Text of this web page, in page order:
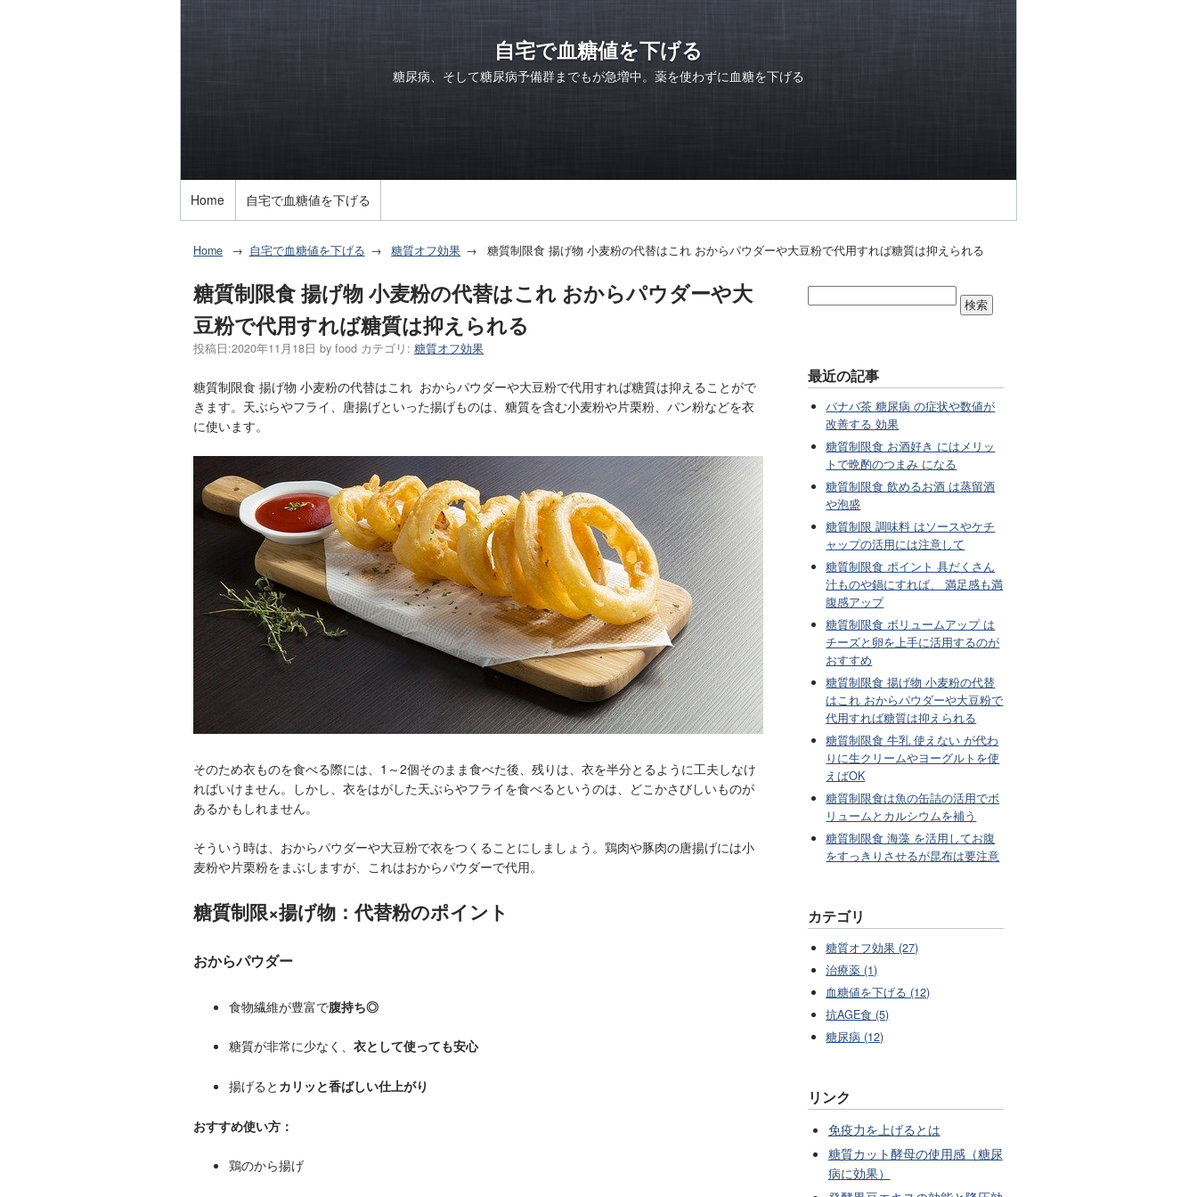
自宅で血糖値を下げる
糖尿病、そして糖尿病予備群までもが急増中。薬を使わずに血糖を下げる
Home 自宅で血糖値を下げる
Home 自宅で血糖値を下げる 糖質オフ効果 糖質制限食 揚げ物 小麦粉の代替はこれ おからパウダーや大豆粉で代用すれば糖質は抑えられる
糖質制限食 揚げ物 小麦粉の代替はこれ おからパウダーや大
豆粉で代用すれば糖質は抑えられる
投稿日:2020年11月18日 by food カテゴリ: 糖質オフ効果
糖質制限食 揚げ物 小麦粉の代替はこれ おからパウダーや大豆粉で代用すれば糖質は抑えることがで
きます。天ぶらやフライ、唐揚げといった揚げものは、糖質を含む小麦粉や片栗粉、パン粉などを衣
に使います。
そのため衣ものを食べる際には、1～2個そのまま食べた後、残りは、衣を半分とるように工夫しなけ
ればいけません。しかし、衣をはがした天ぶらやフライを食べるというのは、どこかさびしいものが
あるかもしれません。
そういう時は、おからパウダーや大豆粉で衣をつくることにしましょう。鶏肉や豚肉の唐揚げには小
麦粉や片栗粉をまぶしますが、これはおからパウダーで代用。
糖質制限×揚げ物：代替粉のポイント
おからパウダー
食物繊維が豊富で腹持ち◎
糖質が非常に少なく、 衣として使っても安心
揚げると カリッと香ばしい仕上がり
おすすめ使い方：
鶏のから揚げ
最近の記事
バナバ茶 糖尿病 の症状や数値が
改善する 効果
糖質制限食 お酒好き にはメリッ
トで晩酌のつまみ になる
糖質制限食 飲めるお酒 は蒸留酒
や泡盛
糖質制限 調味料 はソースやケチ
ャップの活用には注意して
糖質制限食 ポイント 具だくさん
汁ものや鍋にすれば、 満足感も満
腹感アップ
糖質制限食 ボリュームアップ は
チーズと卵を上手に活用するのが
おすすめ
糖質制限食 揚げ物 小麦粉の代替
はこれ おからパウダーや大豆粉で
代用すれば糖質は抑えられる
糖質制限食 牛乳 使えない が代わ
りに生クリームやヨーグルトを使
えばOK
糖質制限食は魚の缶詰の活用でボ
リュームとカルシウムを補う
糖質制限食 海藻 を活用してお腹
をすっきりさせるが昆布は要注意
カテゴリ
糖質オフ効果 (27)
治療薬 (1)
血糖値を下げる (12)
抗AGE食 (5)
糖尿病 (12)
リンク
免疫力を上げるとは
糖質カット酵母の使用感（糖尿
病に効果）